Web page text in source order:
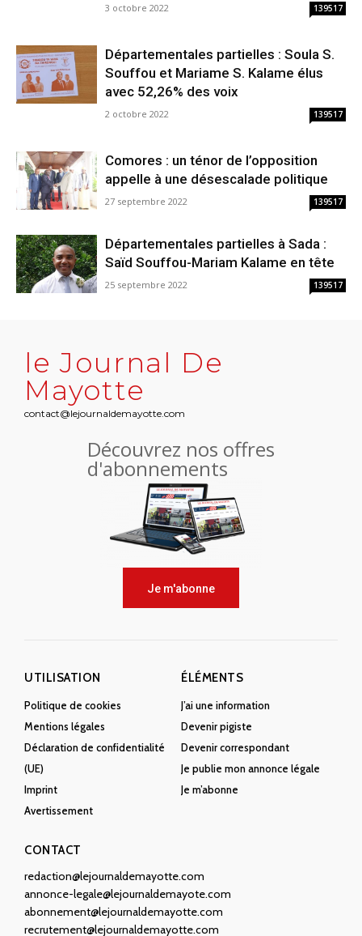
3 octobre 2022 139517
Départementales partielles : Soula S.
Souffou et Mariame S. Kalame élus
avec 52,26% des voix
2 octobre 2022 139517
Comores : un ténor de l’opposition
appelle à une désescalade politique
27 septembre 2022 139517
Départementales partielles à Sada :
Saïd Souffou-Mariam Kalame en tête
25 septembre 2022 139517
le Journal De
Mayotte
contact@lejournaldemayotte.com
Découvrez nos offres
d'abonnements
Je m'abonne
UTILISATION
Politique de cookies
Mentions légales
Déclaration de confidentialité
(UE)
Imprint
Avertissement
ÉLÉMENTS
J’ai une information
Devenir pigiste
Devenir correspondant
Je publie mon annonce légale
Je m’abonne
CONTACT
redaction@lejournaldemayotte.com
annonce-legale@lejournaldemayote.com
abonnement@lejournaldemayotte.com
recrutement@lejournaldemayotte.com